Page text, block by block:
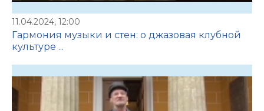
11.04.2024, 12:00
Гармония музыки и стен: о джазовая клубной
культуре ...